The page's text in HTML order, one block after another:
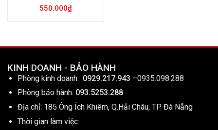
550.000₫
KINH DOANH - BẢO HÀNH
Phòng kinh doanh: 0929.217.943 –0935.098.288
Phòng bảo hành: 093.5253.288
Địa chỉ: 185 Ông Ích Khiêm, Q.Hải Châu, TP Đà Nẵng
Thời gian làm việc: